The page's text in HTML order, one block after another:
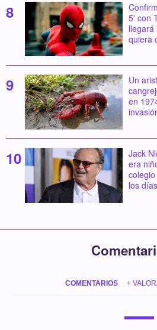
5' con
llegará
quiera
Un
en
Jack
era
los
COMENTARIOS +